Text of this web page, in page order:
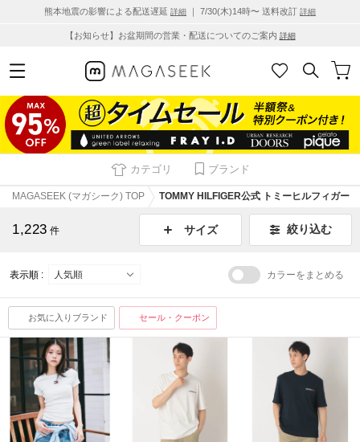
熊本地震の影響による配送遅延 詳細 ｜ 7/30(木)14時〜 送料改訂 詳細
【お知らせ】お盆期間の営業・配送についてのご案内 詳細
カテゴリ ブランド
MAGASEEK (マガシーク) TOP TOMMY HILFIGER公式 トミーヒルフィガー
1,223 件 サイズ 絞り込む
表示順 : カラーをまとめる
お気に入りブランド セール・クーポン